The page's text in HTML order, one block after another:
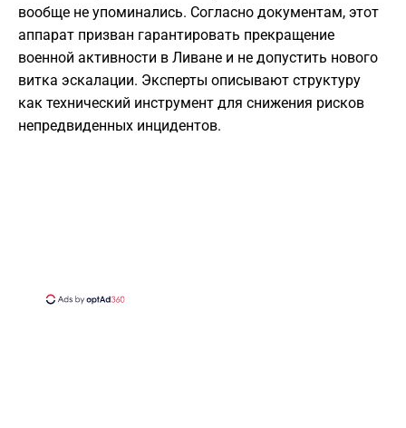
вообще не упоминались. Согласно документам, этот
аппарат призван гарантировать прекращение
военной активности в Ливане и не допустить нового
витка эскалации. Эксперты описывают структуру
как технический инструмент для снижения рисков
непредвиденных инцидентов.